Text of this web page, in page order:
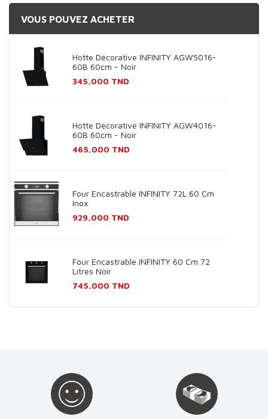
VOUS POUVEZ ACHETER
Hotte Décorative INFINITY AGW5016-
60B 60cm - Noir
Prix
345,000 TND
Hotte Décorative INFINITY AGW4016-
60B 60cm - Noir
Prix
465,000 TND
Four Encastrable INFINITY 72L 60 Cm
Inox
Prix
929,000 TND
Four Encastrable INFINITY 60 Cm 72
Litres Noir
Prix
745,000 TND